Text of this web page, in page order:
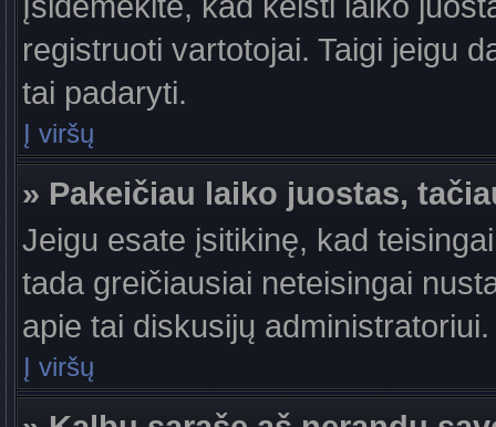
registruoti vartotojai. Taigi jeigu
tai padaryti.
Į viršų
» Pakeičiau laiko juostas,
Jeigu esate įsitikinę, kad
tada greičiausiai neteisingai
apie tai diskusijų administratoriui.
Į viršų